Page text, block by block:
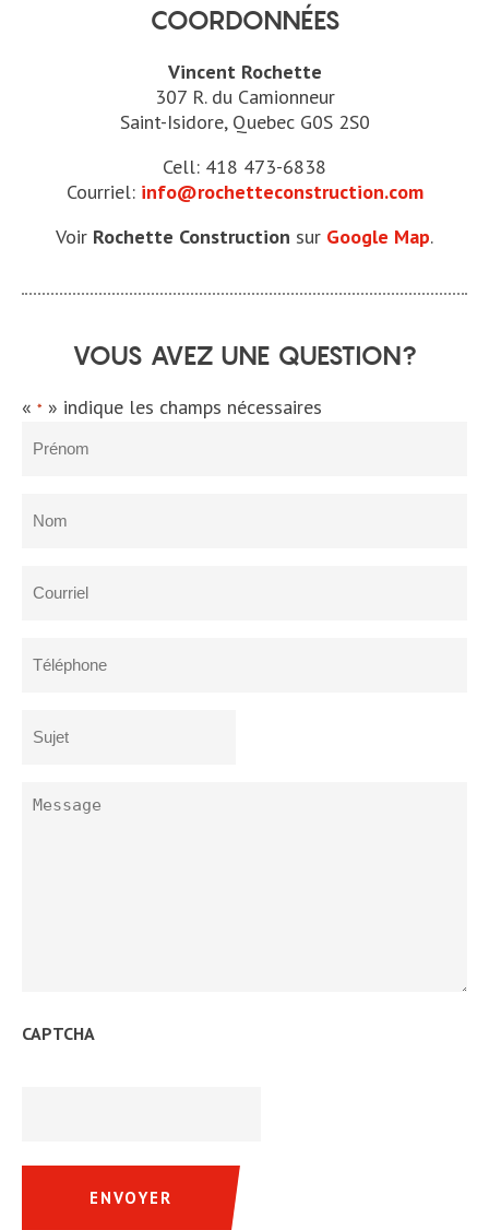
COORDONNÉES
Vincent Rochette
307 R. du Camionneur
Saint-Isidore, Quebec G0S 2S0
Cell: 418 473-6838
Courriel: info@rochetteconstruction.com
Voir Rochette Construction sur Google Map.
VOUS AVEZ UNE QUESTION?
« * » indique les champs nécessaires
Message
CAPTCHA